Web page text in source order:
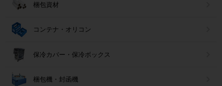
梱包資材
コンテナ・オリコン
保冷カバー・保冷ボックス
梱包機・封函機